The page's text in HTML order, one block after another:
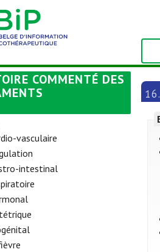
COMMENTÉ DES
vasculaire
intestinal
16.